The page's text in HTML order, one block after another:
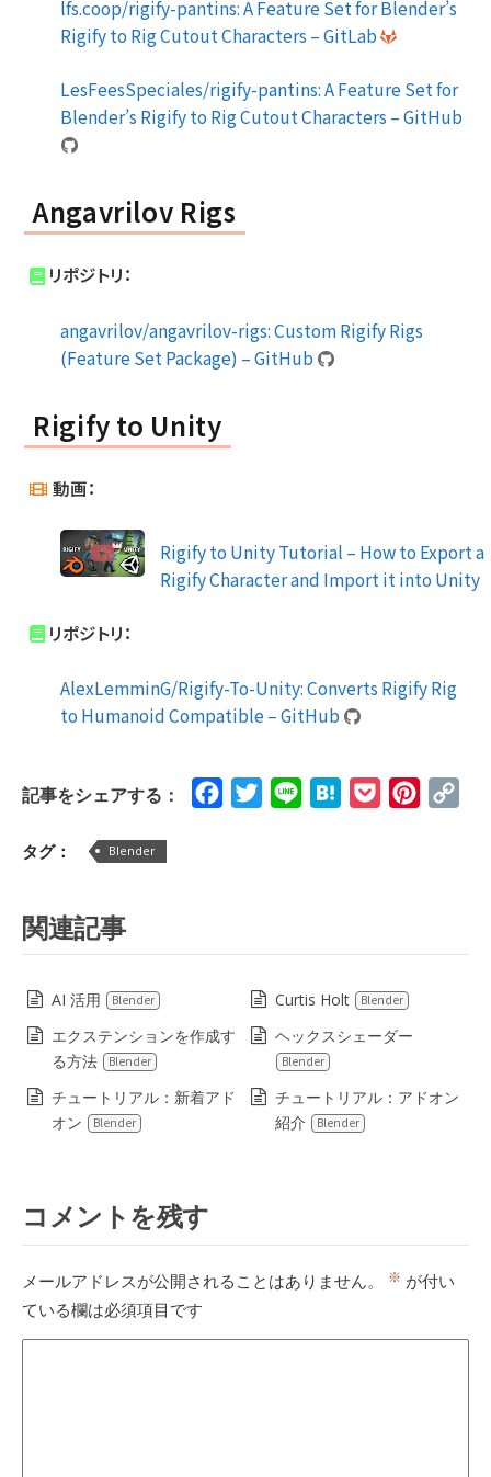
lfs.coop/rigify-pantins: A Feature Set for Blender’s
Rigify to Rig Cutout Characters – GitLab
LesFeesSpeciales/rigify-pantins: A Feature Set for
Blender’s Rigify to Rig Cutout Characters – GitHub
Angavrilov Rigs
リポジトリ：
angavrilov/angavrilov-rigs: Custom Rigify Rigs
(Feature Set Package) – GitHub
Rigify to Unity
動画：
Rigify to Unity Tutorial – How to Export a
Rigify Character and Import it into Unity
リポジトリ：
AlexLemminG/Rigify-To-Unity: Converts Rigify Rig
to Humanoid Compatible – GitHub
記事をシェアする： FacebookTwitterLine HatenaPocket
タグ： Blender
関連記事
AI 活用 Blender Curtis Holt Blender
エクステンションを作成す
る方法
Blender
ヘックスシェーダー
Blender
チュートリアル：新着アド
オン
Blender
チュートリアル：アドオン
紹介
Blender
コメントを残す
メールアドレスが公開されることはありません。 ※ が付い
ている欄は必須項目です